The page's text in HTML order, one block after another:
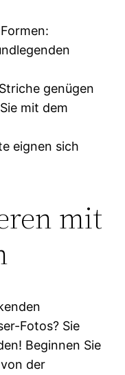
genügen
mit dem
eignen sich
mit
Fotos? Sie
Beginnen Sie
der